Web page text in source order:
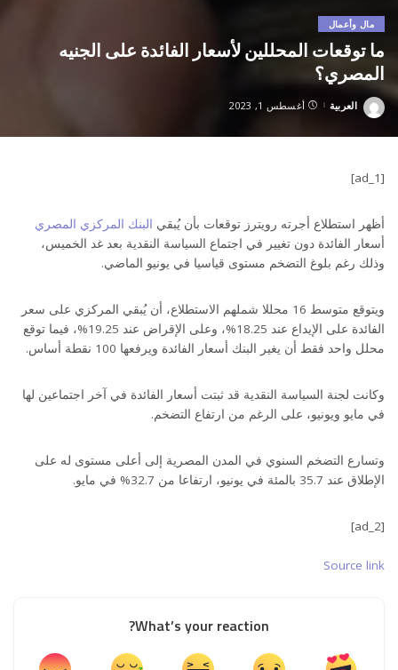
مال وأعمال
ما توقعات المحللين لأسعار الفائدة على الجنيه
المصري؟
Posted
العربية أغسطس 1, 2023
[ad_1]
أظهر استطلاع أجرته رويترز توقعات بأن يُبقي البنك المركزي المصري
أسعار الفائدة دون تغيير في اجتماع السياسة النقدية بعد غد الخميس،
وذلك رغم بلوغ التضخم مستوى قياسيا في يونيو الماضي.
ويتوقع متوسط 16 محللا شملهم الاستطلاع، أن يُبقي المركزي على سعر
الفائدة على الإيداع عند 18.25%، وعلى الإقراض عند 19.25%، فيما توقع
محلل واحد فقط أن يغير البنك أسعار الفائدة ويرفعها 100 نقطة أساس.
وكانت لجنة السياسة النقدية قد ثبتت أسعار الفائدة في آخر اجتماعين لها
في مايو ويونيو، على الرغم من ارتفاع التضخم.
وتسارع التضخم السنوي في المدن المصرية إلى أعلى مستوى له على
الإطلاق عند 35.7 بالمئة في يونيو، ارتفاعا من 32.7% في مايو.
[ad_2]
Source link
What’s your reaction?